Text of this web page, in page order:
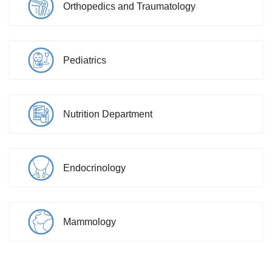
Orthopedics and Traumatology
Pediatrics
Nutrition Department
Endocrinology
Mammology